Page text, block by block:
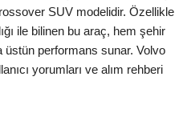
SUV modelidir. Özellikle
ile bilinen bu araç, hem şehir
üstün performans sunar. Volvo
yorumları ve alım rehberi